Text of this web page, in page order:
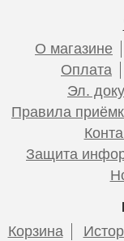
Клапан
ROMMER для
1,5 бар 1/2 х3/4
О магазине
Оплата
Эл.
Правила
Защита
Корзина